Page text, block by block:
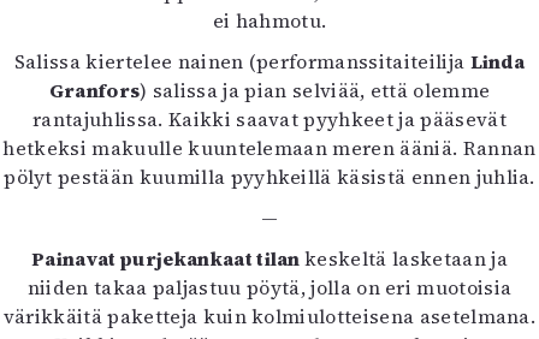
ei hahmotu.
Salissa kiertelee nainen (performanssitaiteilija Linda
Granfors) salissa ja pian selviää, että olemme
rantajuhlissa. Kaikki saavat pyyhkeet ja pääsevät
hetkeksi makuulle kuuntelemaan meren ääniä. Rannan
pölyt pestään kuumilla pyyhkeillä käsistä ennen juhlia.
—
Painavat purjekankaat tilankeskeltä lasketaan ja
niiden takaa paljastuu pöytä, jolla on eri muotoisia
värikkäitä paketteja kuin kolmiulotteisena asetelmana.